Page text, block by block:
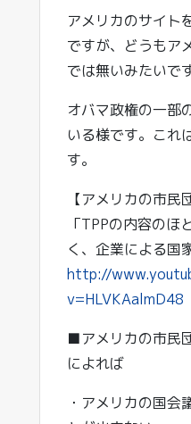
アメリカのサイト
ですが、どうもア
では無いみたいです
オバマ政権の一部
いる様です。これ
す。
【アメリカの市
「TPPの内容のほ
く、企業による国
http://
v=HLVKAalmD48
■アメリカの市民
によれば
・アメリカの国会